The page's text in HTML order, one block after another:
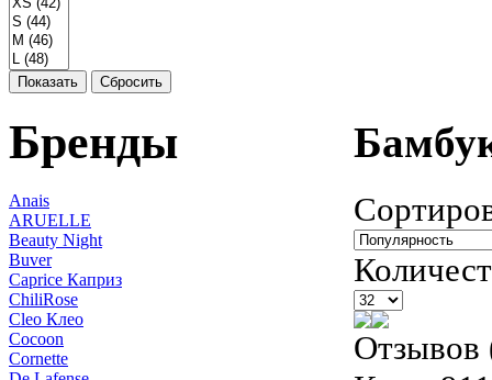
Показать Сбросить
Отзывов
Бренды
Anais
ARUELLE
Beauty Night
Buver
Caprice Каприз
ChiliRose
Cleo Клео
Cocoon
Cornette